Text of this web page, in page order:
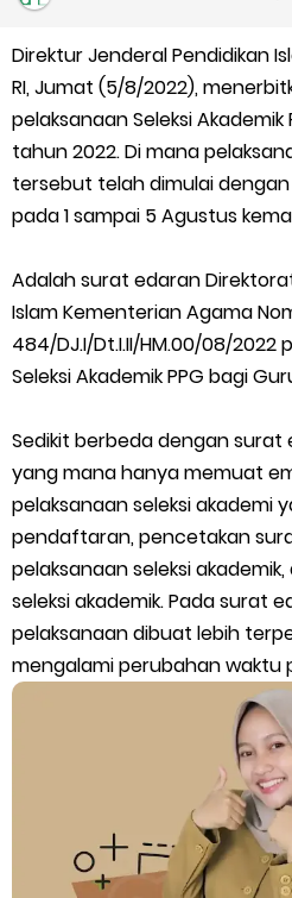
Hijau
TKA Susulan jenjang
Cara Mengajukan Tunjangan
Cara Login EMIS GTK Baru
SEB Upacara Bendera di
Cara Install Aplikasi Exam
Juknis Pembayaran TPG
Pelatihan MOOC Pintar
Edaran Penyaluran BOP RA &
2026
Yang Dilakukan Proktor
Juknis Pembelajaran pada
Cara Aktivasi PTK
Direktur Jenderal Pendidikan
RI, Jumat (5/8/2022),
pelaksanaan Seleksi Akademik
tahun 2022. Di mana
tersebut telah dimulai
pada 1 sampai 5 Agustus
Adalah surat edaran
Islam Kementerian Agama
484/DJ.I/Dt.I.II/HM.00/08/2022
Seleksi Akademik PPG bagi
Sedikit berbeda dengan surat
yang mana hanya memuat
pelaksanaan seleksi akademi
pendaftaran, pencetakan
pelaksanaan seleksi
seleksi akademik. Pada surat
pelaksanaan dibuat lebih
mengalami perubahan waktu